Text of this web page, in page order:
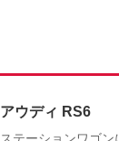
アウディ RS6